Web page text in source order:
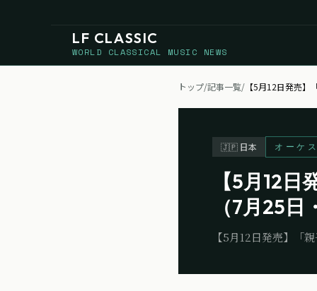
LF CLASSIC
WORLD CLASSICAL MUSIC NEWS
トップ/記事一覧/ 【5月12日発売
🇯🇵 日本 オーケ
【5月12
（7月25
【5月12日発売】「